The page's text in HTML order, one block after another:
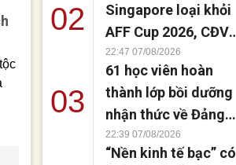
02
Singapore loại khỏi
AFF Cup 2026, CĐV
Đông Nam Á bất ngờ
22:47 07/08/2026
03
61 học viên hoàn
thành lớp bồi dưỡng
nhận thức về Đảng
khóa VI
22:39 07/08/2026
“Nền kinh tế bạc” có